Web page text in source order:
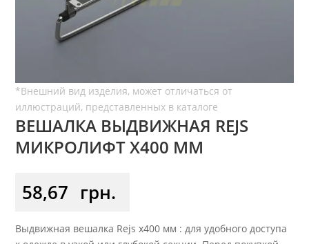
ВЕШАЛКА ВЫДВИЖНАЯ REJS
МИКРОЛИФТ X400 ММ
58,67 грн.
Выдвижная вешалка Rejs x400 мм : для удобного доступа